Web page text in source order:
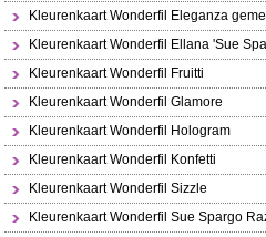
Kleurenkaart Wonderfil Eleganza
Kleurenkaart Wonderfil Ellana 'Sue
Kleurenkaart Wonderfil Fruitti
Kleurenkaart Wonderfil Glamore
Kleurenkaart Wonderfil Hologram
Kleurenkaart Wonderfil Konfetti
Kleurenkaart Wonderfil Sizzle
Kleurenkaart Wonderfil Sue Spargo